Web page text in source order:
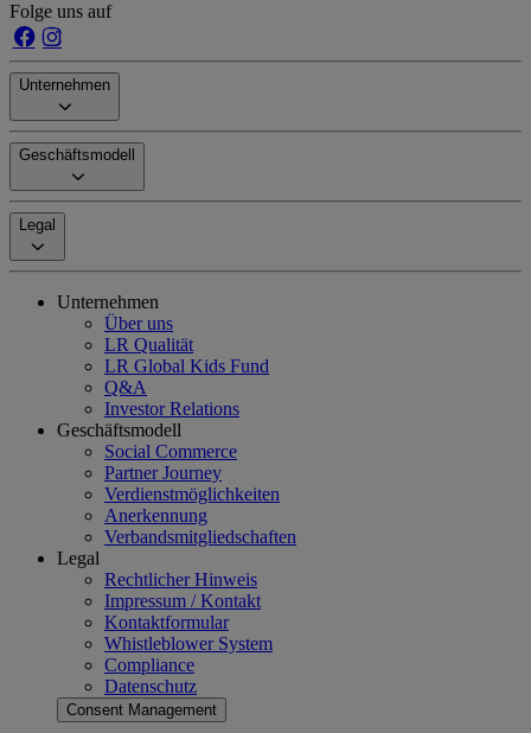
Folge uns auf
Unternehmen
Geschäftsmodell
Legal
Unternehmen
Über uns
LR Qualität
LR Global Kids Fund
Q&A
Investor Relations
Geschäftsmodell
Social Commerce
Partner Journey
Verdienstmöglichkeiten
Anerkennung
Verbandsmitgliedschaften
Legal
Rechtlicher Hinweis
Impressum / Kontakt
Kontaktformular
Whistleblower System
Compliance
Datenschutz
Consent Management